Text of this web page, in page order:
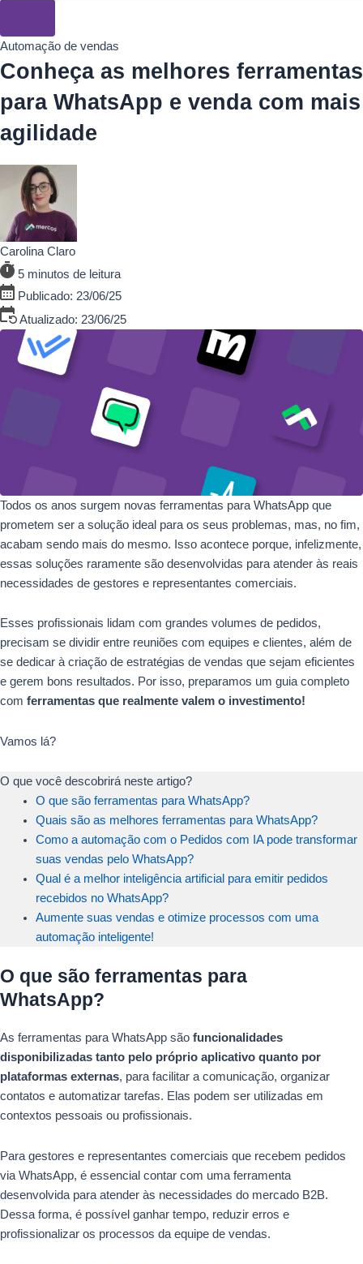
Automação de vendas
Conheça as melhores ferramentas
para WhatsApp e venda com mais
agilidade
Carolina Claro
5 minutos de leitura
Publicado: 23/06/25
Atualizado: 23/06/25
Todos os anos surgem novas ferramentas para WhatsApp que
prometem ser a solução ideal para os seus problemas, mas, no fim,
acabam sendo mais do mesmo. Isso acontece porque, infelizmente,
essas soluções raramente são desenvolvidas para atender às reais
necessidades de gestores e representantes comerciais.
Esses profissionais lidam com grandes volumes de pedidos,
precisam se dividir entre reuniões com equipes e clientes, além de
se dedicar à criação de estratégias de vendas que sejam eficientes
e gerem bons resultados. Por isso, preparamos um guia completo
com ferramentas que realmente valem o investimento!
Vamos lá?
O que você descobrirá neste artigo?
O que são ferramentas para WhatsApp?
Quais são as melhores ferramentas para WhatsApp?
Como a automação com o Pedidos com IA pode transformar
suas vendas pelo WhatsApp?
Qual é a melhor inteligência artificial para emitir pedidos
recebidos no WhatsApp?
Aumente suas vendas e otimize processos com uma
automação inteligente!
O que são ferramentas para
WhatsApp?
As ferramentas para WhatsApp são funcionalidades
disponibilizadas tanto pelo próprio aplicativo quanto por
plataformas externas, para facilitar a comunicação, organizar
contatos e automatizar tarefas. Elas podem ser utilizadas em
contextos pessoais ou profissionais.
Para gestores e representantes comerciais que recebem pedidos
via WhatsApp, é essencial contar com uma ferramenta
desenvolvida para atender às necessidades do mercado B2B.
Dessa forma, é possível ganhar tempo, reduzir erros e
profissionalizar os processos da equipe de vendas.